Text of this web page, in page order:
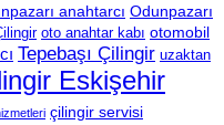
anahtarcı Odunpazarı
oto anahtar kabı otomobil
Tepebaşı Çilingir uzaktan
Eskişehir
çilingir servisi